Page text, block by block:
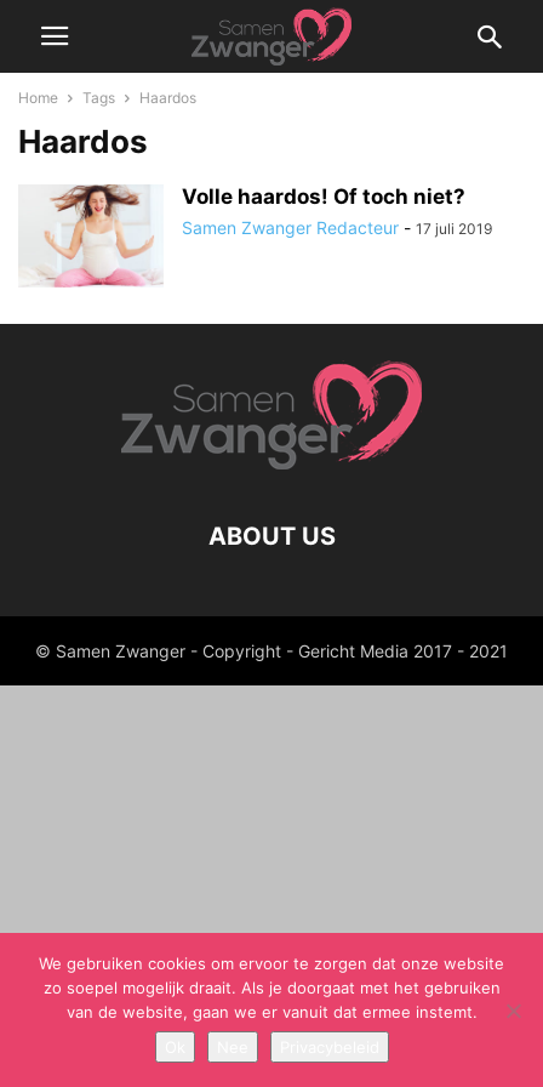
Home Tags Haardos
Haardos
Volle haardos! Of toch niet?
Samen Zwanger Redacteur - 17 juli 2019
ABOUT US
© Samen Zwanger - Copyright - Gericht Media 2017 - 2021
We gebruiken cookies om ervoor te zorgen dat onze website
zo soepel mogelijk draait. Als je doorgaat met het gebruiken
van de website, gaan we er vanuit dat ermee instemt.